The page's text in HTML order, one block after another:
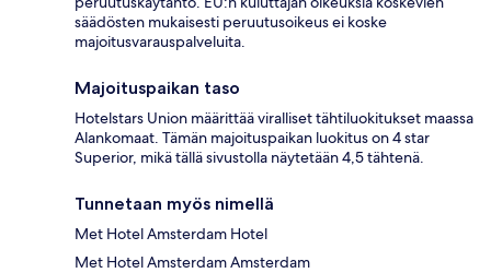
säädösten mukaisesti peruutusoikeus ei koske
majoitusvarauspalveluita.
Majoituspaikan taso
Hotelstars Union määrittää viralliset tähtiluokitukset maassa
Alankomaat. Tämän majoituspaikan luokitus on 4 star
Superior, mikä tällä sivustolla näytetään 4,5 tähtenä.
Tunnetaan myös nimellä
Met Hotel Amsterdam Hotel
Met Hotel Amsterdam Amsterdam